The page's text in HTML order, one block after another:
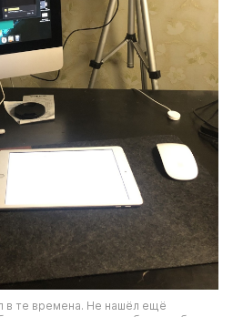
в те времена. Не нашёл ещё